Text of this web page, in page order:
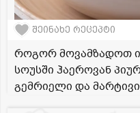
შეინახე რეცეპტი
როგორ მოვამზადოთ
სოუსში ჰაეროვან
გემრიელი და